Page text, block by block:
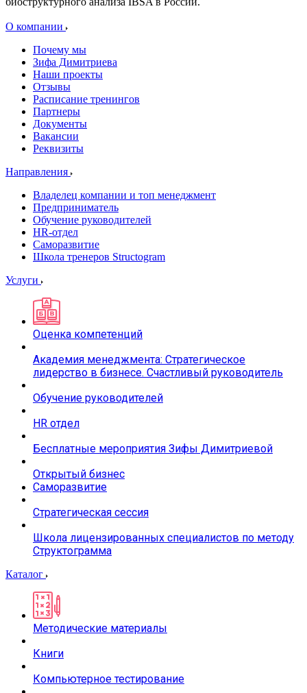
О компании
Почему мы
Зифа Димитриева
Наши проекты
Отзывы
Расписание тренингов
Партнеры
Документы
Вакансии
Реквизиты
Направления
Владелец компании и топ менеджмент
Предприниматель
Обучение руководителей
HR-отдел
Саморазвитие
Школа тренеров Structogram
Услуги
Оценка компетенций
Академия менеджмента: Стратегическое
лидерство в бизнесе. Счастливый руководитель
Обучение руководителей
HR отдел
Бесплатные мероприятия Зифы Димитриевой
Открытый бизнес
Саморазвитие
Стратегическая сессия
Школа лицензированных специалистов по методу
Структограмма
Каталог
Методические материалы
Книги
Компьютерное тестирование